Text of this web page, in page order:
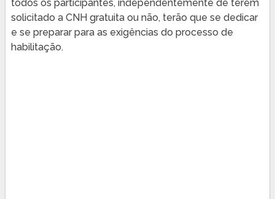
todos os participantes, independentemente de terem
solicitado a CNH gratuita ou não, terão que se dedicar
e se preparar para as exigências do processo de
habilitação.